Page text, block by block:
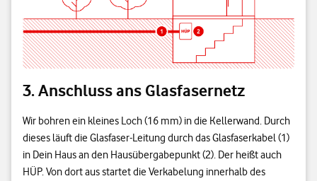
3. Anschluss ans Glasfasernetz
Wir bohren ein kleines Loch (16 mm) in die Kellerwand. Durch
dieses läuft die Glasfaser-Leitung durch das Glasfaserkabel (1)
in Dein Haus an den Hausübergabepunkt (2). Der heißt auch
HÜP. Von dort aus startet die Verkabelung innerhalb des